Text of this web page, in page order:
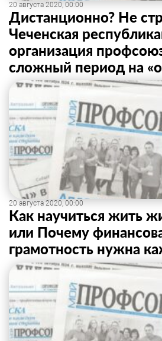
20 августа 2020, 00:00
Дистанционно? Не
Чеченская
организация
сложный период на
20 августа 2020, 00:00
Как научиться жить
или Почему
грамотность нужна